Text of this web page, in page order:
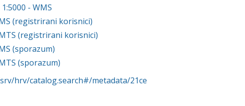
- WMS
(registrirani korisnici)
(registrirani korisnici)
(sporazum)
(sporazum)
hrv/catalog.search#/metadata/21ce